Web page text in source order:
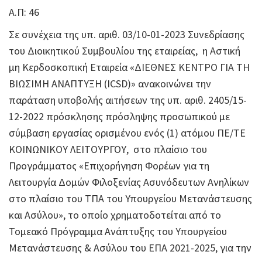
Α.Π: 46
Σε συνέχεια της υπ. αριθ. 03/10-01-2023 Συνεδρίασης
του Διοικητικού Συμβουλίου της εταιρείας, η Αστική
μη Κερδοσκοπική Εταιρεία «ΔΙΕΘΝΕΣ ΚΕΝΤΡΟ ΓΙΑ ΤΗ
ΒΙΩΣΙΜΗ ΑΝΑΠΤΥΞΗ (ICSD)» ανακοινώνει την
παράταση υποβολής αιτήσεων της υπ. αριθ. 2405/15-
12-2022 πρόσκλησης πρόσληψης προσωπικού με
σύμβαση εργασίας ορισμένου ενός (1) ατόμου ΠΕ/ΤΕ
ΚΟΙΝΩΝΙΚΟΥ ΛΕΙΤΟΥΡΓΟΥ, στο πλαίσιο του
Προγράμματος «Επιχορήγηση Φορέων για τη
Λειτουργία Δομών Φιλοξενίας Ασυνόδευτων Ανηλίκων
στο πλαίσιο του ΤΠΑ του Υπουργείου Μετανάστευσης
και Ασύλου», το οποίο χρηματοδοτείται από το
Τομεακό Πρόγραμμα Ανάπτυξης του Υπουργείου
Μετανάστευσης & Ασύλου του ΕΠΑ 2021-2025, για την